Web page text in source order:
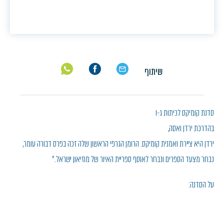
שיתוף
סדנת קומיקס לכיתות ג-ו
בהדרכת ירדן ואסה,
ירדן היא ציירת ואמנית קומיקס. הרומן הגרפי הראשון שלה זכה בפרס דבורה עומר,
נבחר מצעד הספרים ונבחר לאוסף ספריית האיור של מוזיאון ישראל.״
על הסדנה: